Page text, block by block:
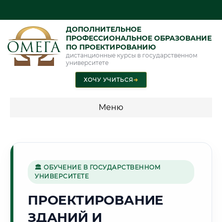
ДОПОЛНИТЕЛЬНОЕ
ПРОФЕССИОНАЛЬНОЕ ОБРАЗОВАНИЕ
ПО ПРОЕКТИРОВАНИЮ
дистанционные курсы в государственном
университете
ХОЧУ УЧИТЬСЯ➜
Меню
🔩
Г. НОВОКУЗНЕЦК
🏛 ОБУЧЕНИЕ В ГОСУДАРСТВЕННОМ
УНИВЕРСИТЕТЕ
ПРОЕКТИРОВАНИЕ
ЗДАНИЙ И